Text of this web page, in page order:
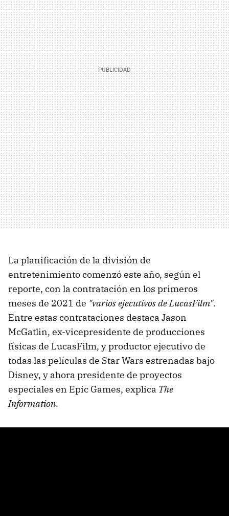
La planificación de la división de
entretenimiento comenzó este año, según el
reporte, con la contratación en los primeros
meses de 2021 de "varios ejecutivos de LucasFilm".
Entre estas contrataciones destaca Jason
McGatlin, ex-vicepresidente de producciones
físicas de LucasFilm, y productor ejecutivo de
todas las películas de Star Wars estrenadas bajo
Disney, y ahora presidente de proyectos
especiales en Epic Games, explica The
Information.